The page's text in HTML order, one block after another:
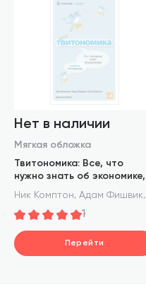
Нет в наличии
Мягкая обложка
Твитономика: Все, что
нужно знать об экономике,
коротко и по существу
Ник Комптон, Адам Фишвик,
1
Перейти